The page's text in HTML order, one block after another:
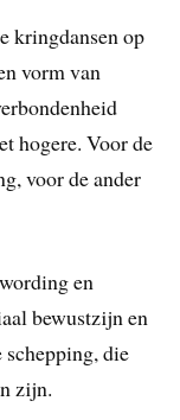
kringdansen op
vorm van
hogere. Voor de
voor de ander
en
bewustzijn en
schepping, die
zijn.